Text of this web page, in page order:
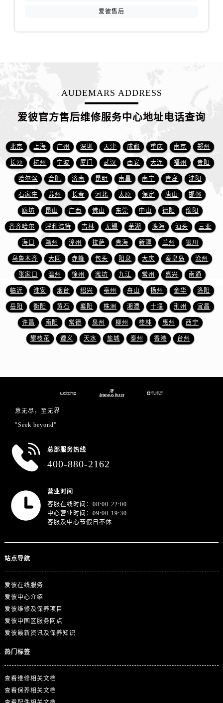
江西省吉安市吉州区井冈山大道爱彼售后服务中心（需提前预约）
江西省九江市浔阳区浔阳路爱彼售后服务中心（需提前预约）
江西省南昌市红谷滩新区红谷中大道998号绿地双子塔（中央广场）A1座办公楼14层1407室爱彼售后服务中心（需提前预约）
江西省萍乡市安源区萍安北大道与康庄路交叉口爱彼售后服务中心（需提前预约）
江西省上饶市信州区滨江西路爱彼售后服务中心（需提前预约）
江西省新余市渝水区北湖西路爱彼售后服务中心（需提前预约）
江西省宜春市袁州区中山中路爱彼售后服务中心（需提前预约）
江西省鹰潭市月湖区胜利东路爱彼售后服务中心（需提前预约）
山东省德州市德城区东风中路爱彼售后服务中心（需提前预约）
山东省东营市东营区济南路爱彼售后服务中心（需提前预约）
山东省济南市历下区经十路11111号华润中心写字楼（万象城）15层1508室爱彼售后服务中心（需提前预约）
山东省济宁市任城区太白楼路爱彼售后服务中心（需提前预约）
山东省莱芜市文化南路8号银座商城名表维修一楼名表维修爱彼售后服务中心（需提前预约）
山东省临沂市兰山区解放路爱彼售后服务中心（需提前预约）
山东省日照市东港区烟台路爱彼售后服务中心（需提前预约）
福建省福州市鼓楼区五四路128-1号恒力城写字楼15层03室爱彼售后服务中心（需提前预约）
爱彼售后
AUDEMARS ADDRESS
爱彼官方售后维修服务中心地址电话查询
北京 上海 广州 深圳 天津 成都 重庆 南京 郑州
长沙 杭州 宁波 厦门 武汉 西安 大连 福州 贵阳
哈尔滨 合肥 济南 昆明 南昌 南宁 青岛 沈阳
石家庄 苏州 长春 河北 太原 保定 唐山 邯郸
廊坊 昆山 广西 佛山 东莞 中山 德阳 绵阳
齐齐哈尔 呼和浩特 吉林 无锡 芜湖 珠海 汕头 三亚
海口 赣州 漳州 拉萨 青海 新疆 兰州 银川
乌鲁木齐 大同 赤峰 包头 阳泉 大庆 秦皇岛 沧州
张家口 温州 徐州 潍坊 九江 常州 嘉兴 南通
临沂 淮安 烟台 绍兴 亳州 舟山 扬州 金华 洛阳
岳阳 衡阳 黄石 襄阳 株洲 湘潭 十堰 荆州 宜昌
许昌 南阳 常德 泉州 柳州 桂林 惠州 西宁
攀枝花 遵义 天水 盐城 泰州 香港 台州
意无尽，至无界
"Seek beyond”
总部服务热线
400-880-2162
营业时间
客服在线时间：08:00-22:00
中心营业时间：09:00-19:30
客服及中心节假日不休
站点导航
爱彼在线服务
爱彼中心介绍
爱彼维修及保养项目
爱彼中国区服务网点
爱彼最新资讯及保养知识
热门标签
查看维修相关文档
查看保养相关文档